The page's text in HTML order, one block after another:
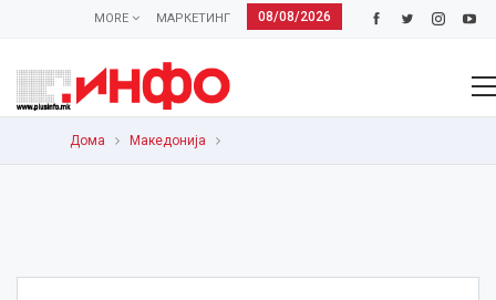
08/08/2026
МАРКЕТИНГ
MORE
Дома Македонија